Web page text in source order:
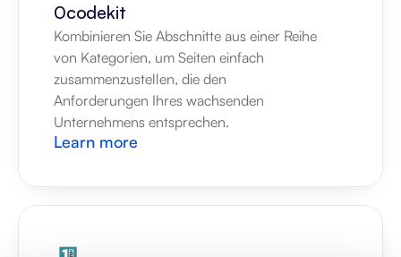
0codekit
Kombinieren Sie Abschnitte aus einer Reihe
von Kategorien, um Seiten einfach
zusammenzustellen, die den
Anforderungen Ihres wachsenden
Unternehmens entsprechen.
Learn more